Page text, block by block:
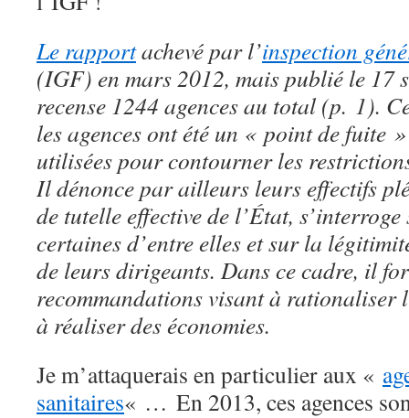
Le rapportachevé par l’inspection
(IGF) en mars 2012, mais publié le 17
recense 1244 agences au total (p. 1).
les agences ont été un « point de fuite
utilisées pour contourner les
Il dénonce par ailleurs leurs effectifs
de tutelle effective de l’État,
certaines d’entre elles et sur la
de leurs dirigeants. Dans ce cadre, il
recommandations visant à rationaliser
à réaliser des économies.
Je m’attaquerais en particulier aux «
sanitaires« … En 2013, ces agences